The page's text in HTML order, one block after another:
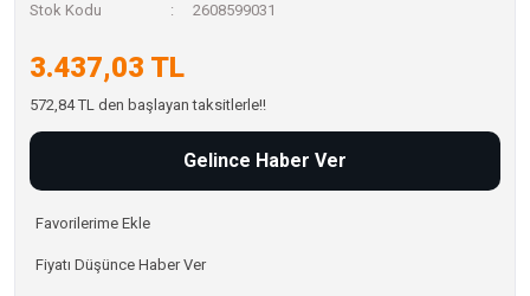
Stok Kodu
2608599031
3.437,03 TL
572,84 TL den başlayan taksitlerle!!
Gelince Haber Ver
Fiyatı Düşünce Haber Ver